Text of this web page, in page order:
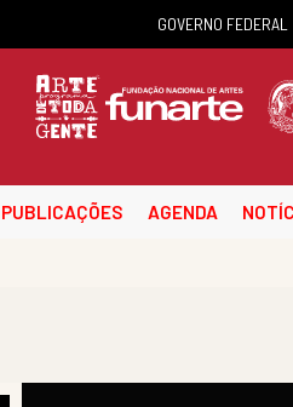
GOVERNO FEDERAL
PUBLICAÇÕES AGENDA